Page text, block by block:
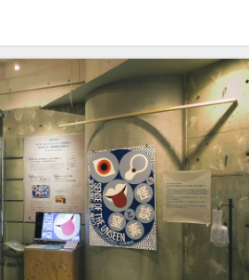
いるPamelaさんに、創作活動やその背景に
についてお話を伺いました。